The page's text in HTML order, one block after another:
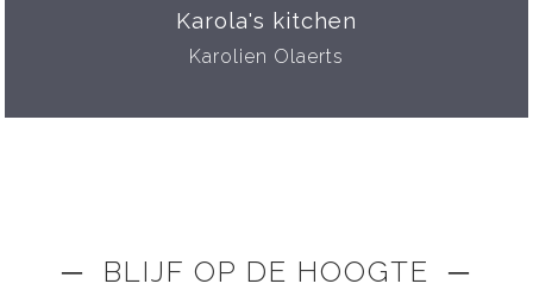
Karola's kitchen
Karolien Olaerts
─ BLIJF OP DE HOOGTE ─